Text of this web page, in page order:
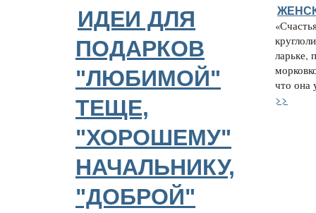
ИДЕИ ДЛЯ
ПОДАРКОВ
"ЛЮБИМОЙ"
ТЕЩЕ,
"ХОРОШЕМУ"
НАЧАЛЬНИКУ,
"ДОБРОЙ"
ларьке,
что она
>>